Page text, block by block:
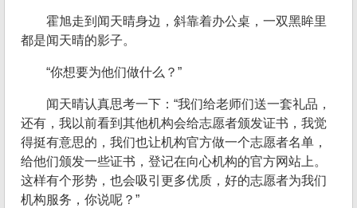
霍旭走到闻天晴身边，斜靠着办公桌，一双黑眸里
都是闻天晴的影子。
“你想要为他们做什么？”
闻天晴认真思考一下：“我们给老师们送一套礼品，
还有，我以前看到其他机构会给志愿者颁发证书，我觉
得挺有意思的，我们也让机构官方做一个志愿者名单，
给他们颁发一些证书，登记在向心机构的官方网站上。
这样有个形势，也会吸引更多优质，好的志愿者为我们
机构服务，你说呢？”